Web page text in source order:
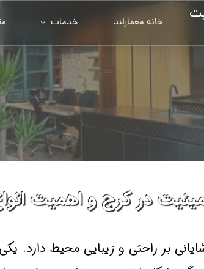
خانه معمارلند خدمات
در کرج و اهمیت
بر راحتی و زیبایی محیط دارد.